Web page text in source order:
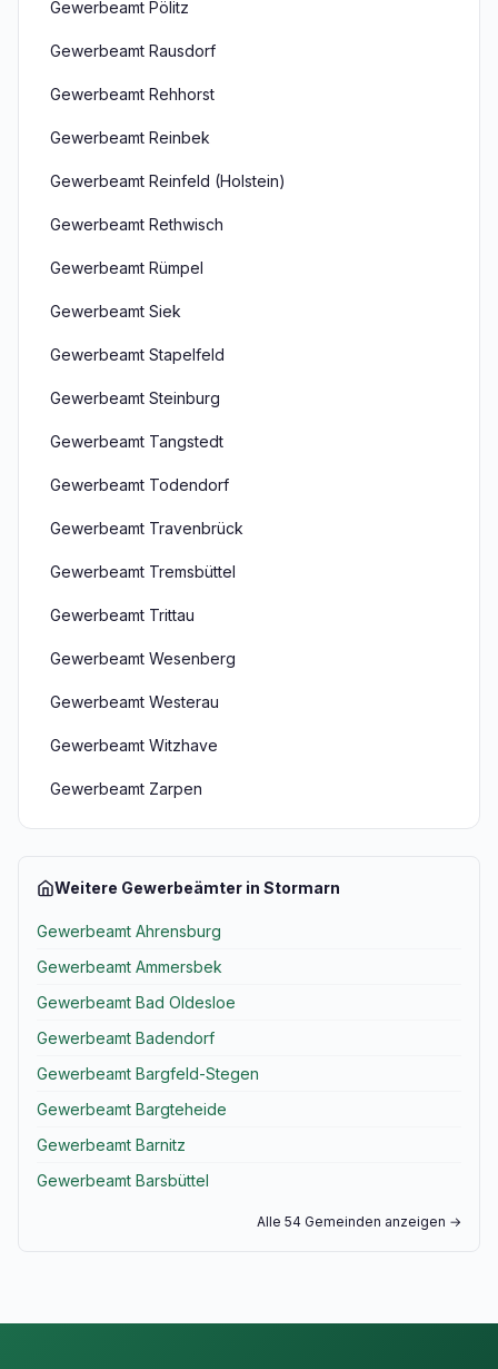
Gewerbeamt Pölitz
Gewerbeamt Rausdorf
Gewerbeamt Rehhorst
Gewerbeamt Reinbek
Gewerbeamt Reinfeld (Holstein)
Gewerbeamt Rethwisch
Gewerbeamt Rümpel
Gewerbeamt Siek
Gewerbeamt Stapelfeld
Gewerbeamt Steinburg
Gewerbeamt Tangstedt
Gewerbeamt Todendorf
Gewerbeamt Travenbrück
Gewerbeamt Tremsbüttel
Gewerbeamt Trittau
Gewerbeamt Wesenberg
Gewerbeamt Westerau
Gewerbeamt Witzhave
Gewerbeamt Zarpen
Weitere Gewerbeämter in Stormarn
Gewerbeamt Ahrensburg
Gewerbeamt Ammersbek
Gewerbeamt Bad Oldesloe
Gewerbeamt Badendorf
Gewerbeamt Bargfeld-Stegen
Gewerbeamt Bargteheide
Gewerbeamt Barnitz
Gewerbeamt Barsbüttel
Alle 54 Gemeinden anzeigen →